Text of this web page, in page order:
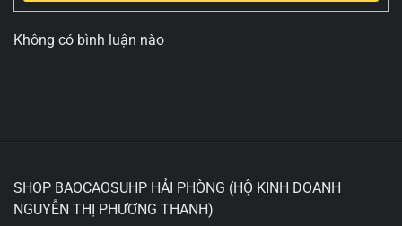
Không có bình luận nào
SHOP BAOCAOSUHP HẢI PHÒNG (HỘ KINH DOANH
NGUYỄN THỊ PHƯƠNG THANH)